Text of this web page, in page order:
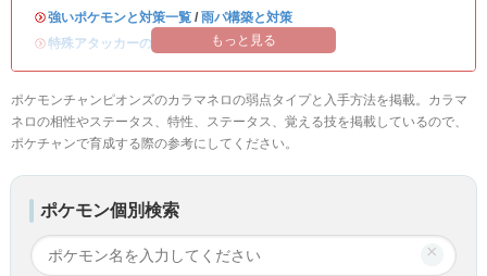
・強いポケモンと対策一覧 / 雨パ構築と対策
・特殊アタッカーのおすすめランキング
もっと見る
ポケモンチャンピオンズのカラマネロの弱点タイプと入手方法を掲載。カラマ
ネロの相性やステータス、特性、ステータス、覚える技を掲載しているので、
ポケチャンで育成する際の参考にしてください。
ポケモン個別検索
×